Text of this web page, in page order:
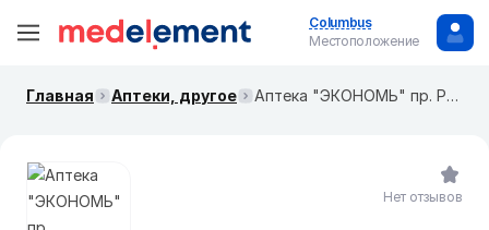
Columbus
Местоположение
Главная Аптеки, другое Аптека "ЭКОНОМЬ" пр. Республики
Нет отзывов